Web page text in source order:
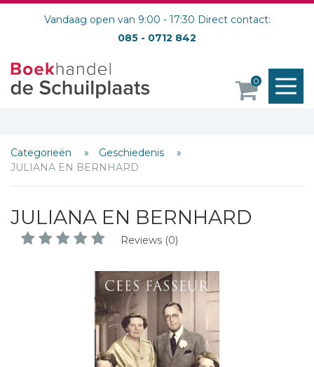
Vandaag open van 9:00 - 17:30 Direct contact:
085 - 0712 842
0
Categorieën
Geschiedenis
JULIANA EN BERNHARD
JULIANA EN BERNHARD
Reviews (0)